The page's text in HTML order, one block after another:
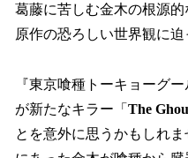
葛藤に苦しむ金木の根源的
原作の恐ろしい世界観に迫
『東京喰種トーキョーグ
が新たなキラー「 The
とを意外に思うかもしれ